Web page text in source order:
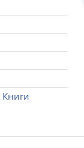
Книги